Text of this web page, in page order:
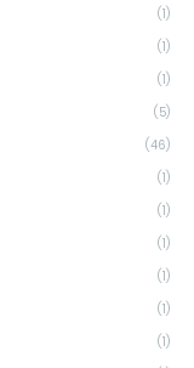
(1)
(1)
(1)
(5)
(46)
(1)
(1)
(1)
(1)
(1)
(1)